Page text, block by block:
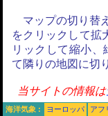
マップの切り替
をクリックして拡
リックして縮小、
て隣りの地図に切
当サイトの情報は
海洋気象 : ヨーロッパ アフ